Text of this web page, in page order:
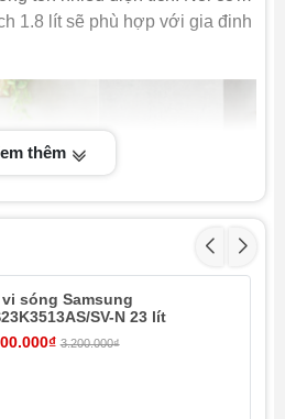
cập nhật
Muỗng canh, Muỗng lấy cơm
328 x 287 mm
1.8 lít sẽ phù hợp với gia đinh
thêm
sóng Samsung
SV-N 23 lít
3.200.000₫